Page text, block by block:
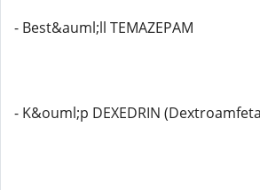
- Best&auml;ll TEMAZEPAM
- K&ouml;p DEXEDRIN